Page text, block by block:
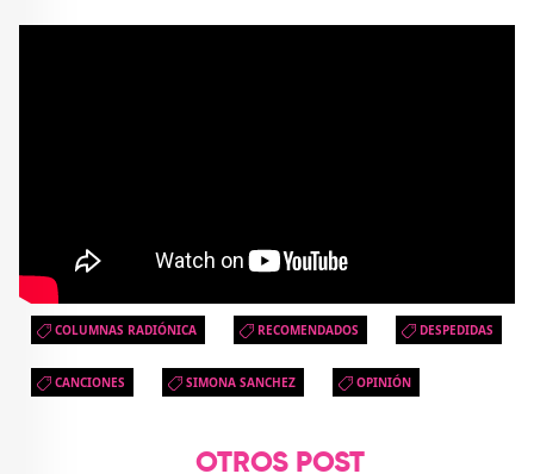
COLUMNAS RADIÓNICA RECOMENDADOS DESPEDIDAS
CANCIONES SIMONA SANCHEZ OPINIÓN
OTROS POST